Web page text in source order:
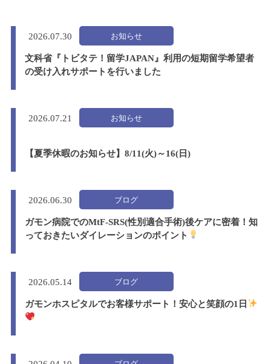
2026.07.30 お知らせ
文科省『トビタテ！留学JAPAN』利用の短期留学希望者
の受け入れサポートを行いました
2026.07.21 お知らせ
【夏季休暇のお知らせ】8/11(火)～16(日)
2026.06.30 ブログ
ガモン病院でのMtF-SRS(性別適合手術)後ケアに密着！知
っておきたいダイレーションのポイント
2026.05.14 ブログ
ガモンホスピタルでお客様サポート！安心と笑顔の1日